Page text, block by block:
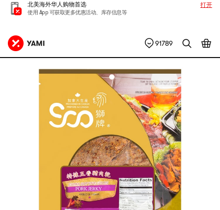
北美海外华人购物首选
使用 App 可获取更多优惠活动、库存信息等
打开
91789